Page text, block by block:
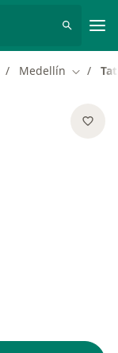
Medellín